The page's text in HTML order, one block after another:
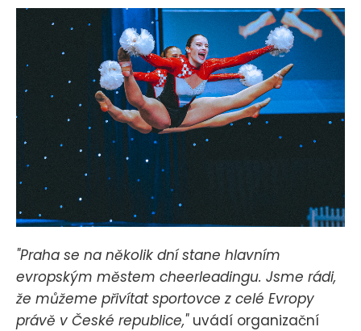
"Praha se na několik dní stane hlavním
evropským městem cheerleadingu. Jsme rádi,
že můžeme přivítat sportovce z celé Evropy
právě v České republice,"uvádí organizační